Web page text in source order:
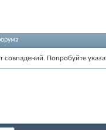
совпадений. Попробуйте